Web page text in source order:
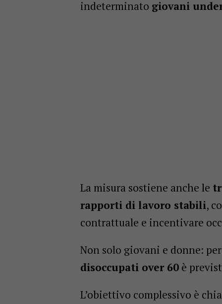
indeterminato giovani
La misura sostiene anche le
rapporti di lavoro stabili,
contrattuale e incentivare
Non solo giovani e donne:
disoccupati over 60 è
L’obiettivo complessivo è